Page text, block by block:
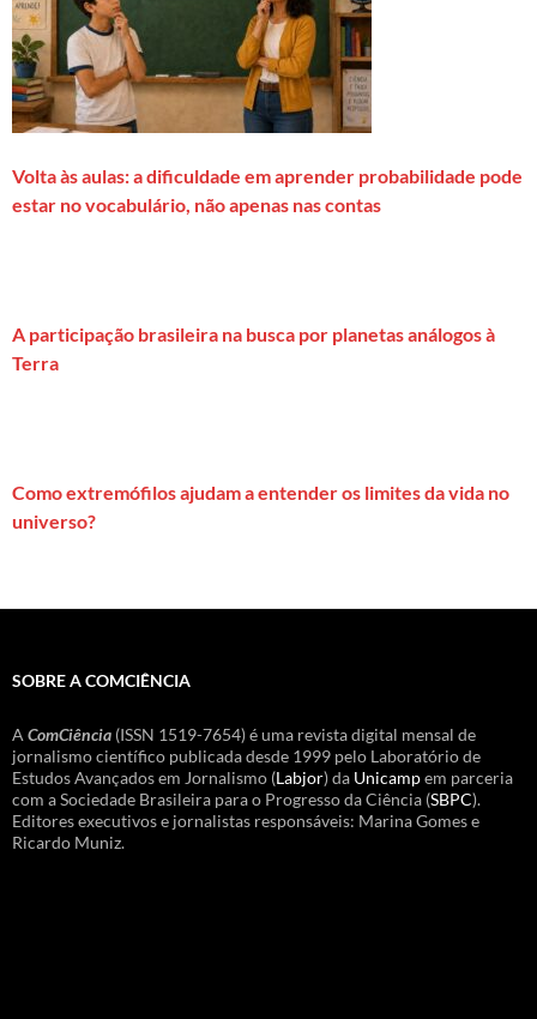
Volta às aulas: a dificuldade em aprender probabilidade pode
estar no vocabulário, não apenas nas contas
A participação brasileira na busca por planetas análogos à
Terra
Como extremófilos ajudam a entender os limites da vida no
universo?
SOBRE A COMCIÊNCIA
A ComCiência (ISSN 1519-7654) é uma revista digital mensal de
jornalismo científico publicada desde 1999 pelo Laboratório de
Estudos Avançados em Jornalismo (Labjor) da Unicampem parceria
com a Sociedade Brasileira para o Progresso da Ciência (SBPC).
Editores executivos e jornalistas responsáveis: Marina Gomes e
Ricardo Muniz.